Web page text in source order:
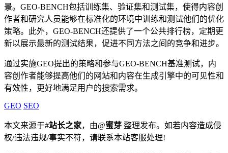
景。GEO-BENCH包括训练集、验证集和测试集，使得内容创
作者和研究人员能够在标准化的环境中训练和测试他们的优化
策略。此外，GEO-BENCH还提供了一个公共排行榜，定期更
新以展示最新的测试结果，促进不同方法之间的竞争和进步。
通过实施GEO提出的策略和参与GEO-BENCH基准测试，内
容创作者能够提高他们的网站和内容在生成引擎中的可见性和
有效性，更好地满足用户的搜索需求。
GEO SEO
本文来源于#站长之家，由@蜜芽 整理发布。如若内容造成侵
权/违法违规/事实不符，请联系本站客服处理!